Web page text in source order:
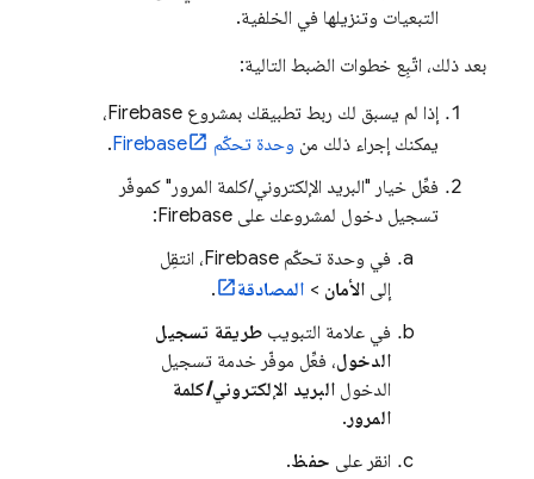
التبعيات وتنزيلها في الخلفية.
بعد ذلك، اتّبِع خطوات الضبط التالية:
إذا لم يسبق لك ربط تطبيقك بمشروع Firebase،
يمكنك إجراء ذلك من وحدة تحكّم Firebase
.
فعِّل خيار "البريد الإلكتروني/كلمة المرور" كموفّر
تسجيل دخول لمشروعك على Firebase:
في وحدة تحكّم Firebase، انتقِل
إلى الأمان > المصادقة
.
في علامة التبويب طريقة تسجيل
الدخول، فعِّل موفّر خدمة تسجيل
الدخول البريد الإلكتروني/كلمة
المرور .
انقر على حفظ.